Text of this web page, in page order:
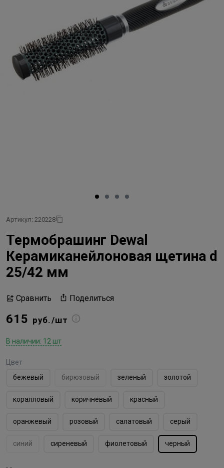
Артикул: 220228
Термобрашинг Dewal
Керамиканейлоновая щетина d
25/42 мм
Сравнить Поделиться
615 руб./шт
В наличии: 12 шт
Цвет
бежевый
бирюзовый зеленый золотой
коралловый коричневый красный
оранжевый розовый салатовый серый
синий сиреневый фиолетовый черный